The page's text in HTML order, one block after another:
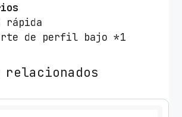
rápida
de perfil bajo *1
relacionados